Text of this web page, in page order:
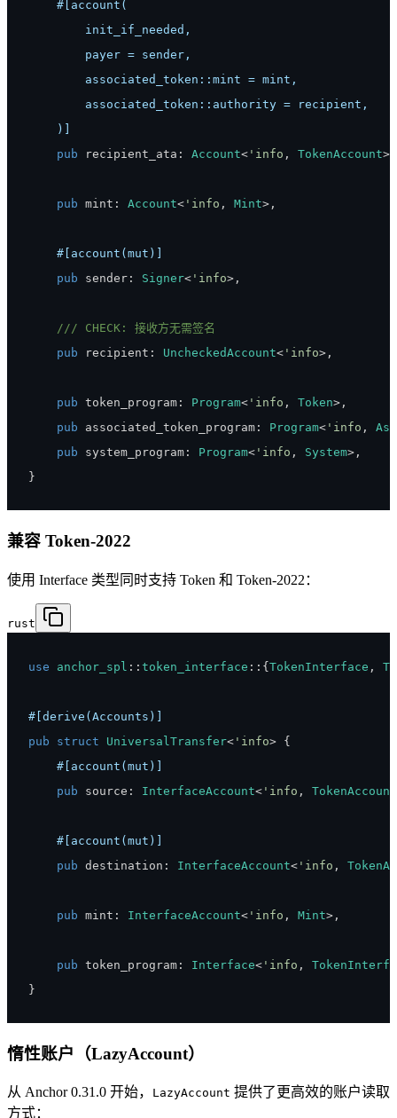
    )]
pub recipient_ata : Account< 'info , TokenAccount>
pub mint : Account< 'info , Mint> ,
#[account(mut)]
pub sender : Signer< 'info> ,
/// CHECK: 接收方无需签名
pub recipient : UncheckedAccount< 'info> ,
pub token_program : Program< 'info , Token> ,
pub associated_token_program : Program< 'info ,
pub system_program : Program< 'info , System> ,
}
兼容 Token-2022
使用 Interface 类型同时支持 Token 和 Token-2022：
rust
use anchor_spl :: token_interface :: { TokenInterface ,
#[derive(Accounts)]
pub
struct UniversalTransfer< 'info> {
#[account(mut)]
pub source : InterfaceAccount< 'info , TokenAccount
#[account(mut)]
pub destination : InterfaceAccount< 'info ,
pub mint : InterfaceAccount< 'info , Mint> ,
pub token_program : Interface< 'info ,
}
惰性账户（LazyAccount）
从 Anchor 0.31.0 开始， LazyAccount 提供了更高效的账户读取
方式：